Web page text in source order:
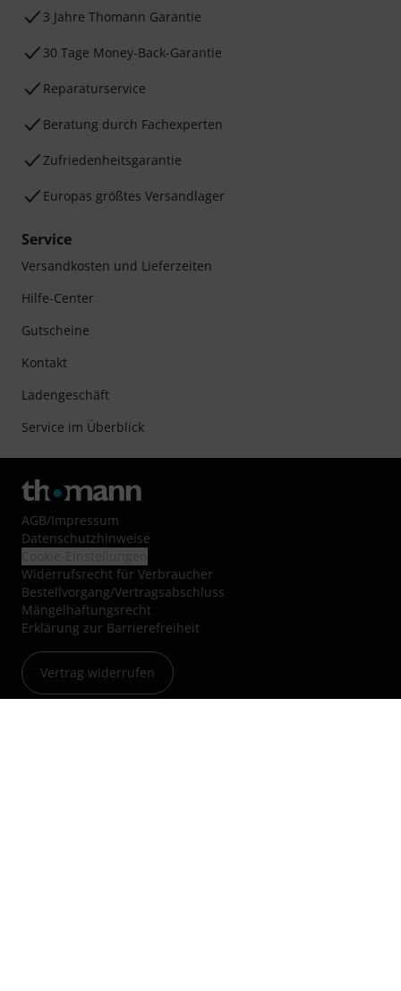
3 Jahre Thomann Garantie
30 Tage Money-Back-Garantie
Reparaturservice
Beratung durch Fachexperten
Zufriedenheitsgarantie
Europas größtes Versandlager
Service
Versandkosten und Lieferzeiten
Hilfe-Center
Gutscheine
Kontakt
Ladengeschäft
Service im Überblick
AGB/Impressum
Datenschutzhinweise
Widerrufsrecht für Verbraucher
Bestellvorgang/Vertragsabschluss
Mängelhaftungsrecht
Erklärung zur Barrierefreiheit
Vertrag widerrufen